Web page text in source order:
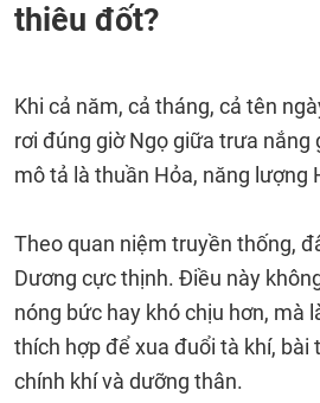
thiêu đốt?
Khi cả năm, cả tháng, cả tên
rơi đúng giờ Ngọ giữa trưa
mô tả là thuần Hỏa, năng lượng
Theo quan niệm truyền thống,
Dương cực thịnh. Điều này
nóng bức hay khó chịu hơn, mà
thích hợp để xua đuổi tà khí, bài
chính khí và dưỡng thân.